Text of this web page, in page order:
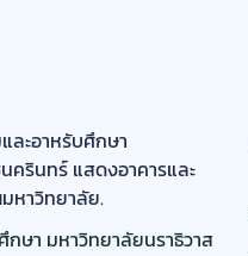
ษา มหาวิทยาลัยนราธิวาส